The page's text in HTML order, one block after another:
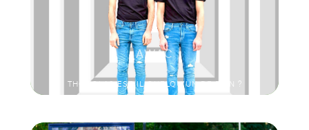
AWAC
THOCOLAS EST-IL QUELQU’UN DE BIEN ?